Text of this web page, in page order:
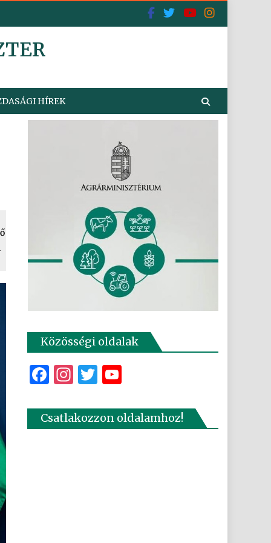
HÍREK
Közösségi oldalak
Facebook
Instagram
Twitter
Csatlakozzon oldalamhoz!